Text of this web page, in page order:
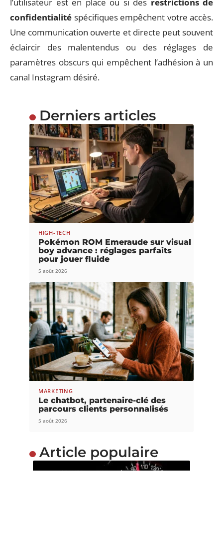
l’utilisateur est en place ou si des restrictions de
confidentialité spécifiques empêchent votre accès.
Une communication ouverte et directe peut souvent
éclaircir des malentendus ou des réglages de
paramètres obscurs qui empêchent l’adhésion à un
canal Instagram désiré.
Derniers articles
HIGH-TECH
Pokémon ROM Emeraude sur visual
boy advance : réglages parfaits
pour jouer fluide
5 août 2026
MARKETING
Le chatbot, partenaire-clé des
parcours clients personnalisés
5 août 2026
Article populaire